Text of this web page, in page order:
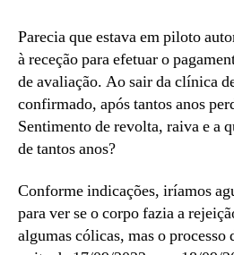
Parecia que estava em piloto
à receção para efetuar o
de avaliação. Ao sair da clínica
confirmado, após tantos anos
Sentimento de revolta, raiva e a
de tantos anos?
Conforme indicações, iríamos
para ver se o corpo fazia a
algumas cólicas, mas o processo